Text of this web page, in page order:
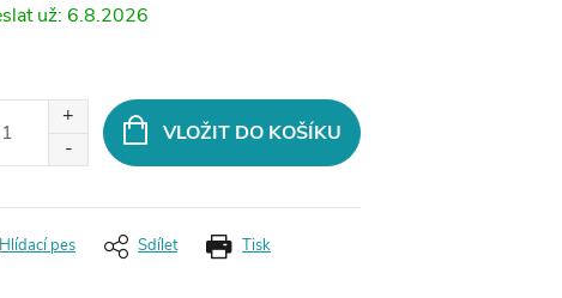
6.8.2026
VLOŽIT DO KOŠÍKU
Tisk
Hlídací pes Sdílet